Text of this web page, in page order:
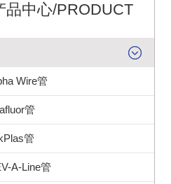
品中心/PRODUCT
Wire管
管
管
A-Line管